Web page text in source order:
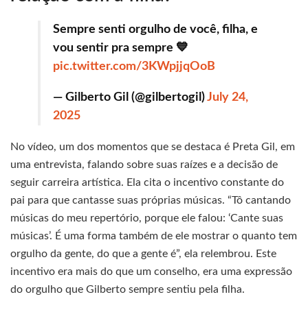
Sempre senti orgulho de você, filha, e
vou sentir pra sempre 💙
pic.twitter.com/3KWpjjqOoB
— Gilberto Gil (@gilbertogil)July 24,
2025
No vídeo, um dos momentos que se destaca é Preta Gil, em
uma entrevista, falando sobre suas raízes e a decisão de
seguir carreira artística. Ela cita o incentivo constante do
pai para que cantasse suas próprias músicas. “Tô cantando
músicas do meu repertório, porque ele falou: ‘Cante suas
músicas’. É uma forma também de ele mostrar o quanto tem
orgulho da gente, do que a gente é”, ela relembrou. Este
incentivo era mais do que um conselho, era uma expressão
do orgulho que Gilberto sempre sentiu pela filha.